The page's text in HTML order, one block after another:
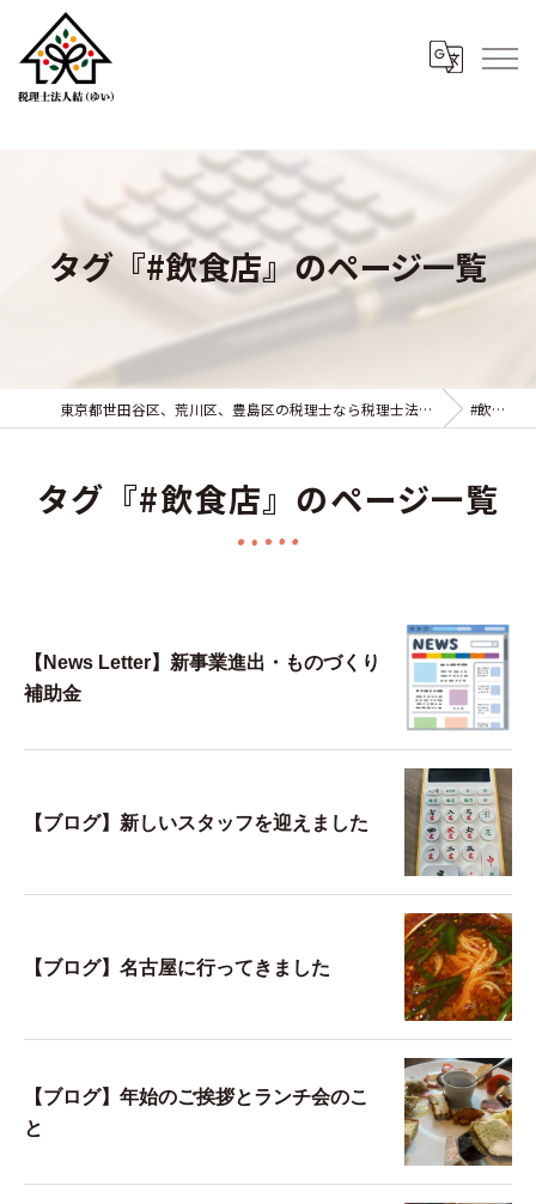
タグ『#飲食店』のページ一覧
東京都世田谷区、荒川区、豊島区の税理士なら税理士法人結（ゆい） #飲食店
タグ『#飲食店』のページ一覧
【News Letter】新事業進出・ものづくり
補助金
【ブログ】新しいスタッフを迎えました
【ブログ】名古屋に行ってきました
【ブログ】年始のご挨拶とランチ会のこ
と